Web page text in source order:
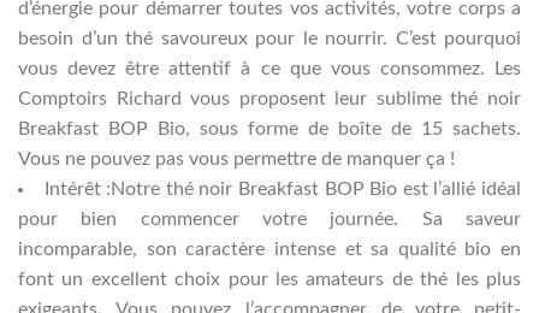
d’énergie pour démarrer toutes vos activités, votre corps a
besoin d’un thé savoureux pour le nourrir. C’est pourquoi
vous devez être attentif à ce que vous consommez. Les
Comptoirs Richard vous proposent leur sublime thé noir
Breakfast BOP Bio, sous forme de boîte de 15 sachets.
Vous ne pouvez pas vous permettre de manquer ça !
Intérêt :Notre thé noir Breakfast BOP Bio est l’allié idéal
pour bien commencer votre journée. Sa saveur
incomparable, son caractère intense et sa qualité bio en
font un excellent choix pour les amateurs de thé les plus